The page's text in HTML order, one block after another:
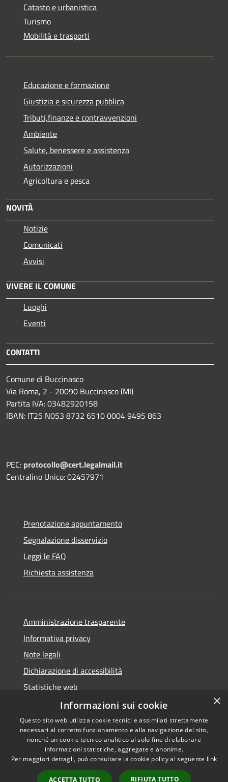
Catasto e urbanistica
Turismo
Mobilità e trasporti
Educazione e formazione
Giustizia e sicurezza pubblica
Tributi,finanze e contravvenzioni
Ambiente
Salute, benessere e assistenza
Autorizzazioni
Agricoltura e pesca
NOVITÀ
Notizie
Comunicati
Avvisi
VIVERE IL COMUNE
Luoghi
Eventi
CONTATTI
Comune di Buccinasco
Via Roma, 2 - 20090 Buccinasco (MI)
Partita IVA: 03482920158
IBAN: IT25 N053 8732 6510 0004 9495 863
PEC: protocollo@cert.legalmail.it
Centralino Unico: 02457971
Prenotazione appuntamento
Segnalazione disservizio
Leggi le FAQ
Richiesta assistenza
Amministrazione trasparente
Informativa privacy
Note legali
Dichiarazione di accessibilità
Statistiche web
Accessibilità
Privacy
Copyright © 2026 • Comune di
Buccinasco • Powered by
Municipium•Accesso
redazione
×
Informazioni sui cookie
Questo sito web utilizza cookie tecnici e assimilati strettamente
necessari al corretto funzionamento e alla navigazione del sito,
nonché un cookie tecnico analitico al solo fine di elaborare
informazioni statistiche, aggregate e anonime.
Per maggiori dettagli, può consultare la cookie policy al seguente link
ACCETTA TUTTO RIFIUTA TUTTO